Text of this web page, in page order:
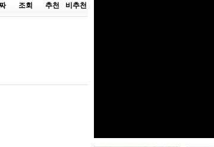
조회 추천 비추천